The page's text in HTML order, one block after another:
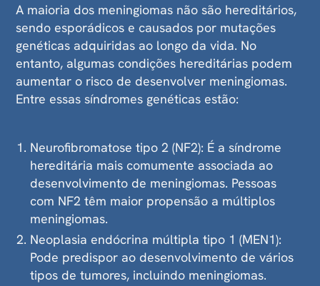
A maioria dos meningiomas não são hereditários,
sendo esporádicos e causados por mutações
genéticas adquiridas ao longo da vida. No
entanto, algumas condições hereditárias podem
aumentar o risco de desenvolver meningiomas.
Entre essas síndromes genéticas estão:
Neurofibromatose tipo 2 (NF2): É a síndrome
hereditária mais comumente associada ao
desenvolvimento de meningiomas. Pessoas
com NF2 têm maior propensão a múltiplos
meningiomas.
Neoplasia endócrina múltipla tipo 1 (MEN1):
Pode predispor ao desenvolvimento de vários
tipos de tumores, incluindo meningiomas.